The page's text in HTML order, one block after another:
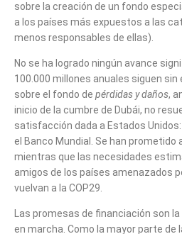
sobre la creación de un fondo
a los países más expuestos a las
menos responsables de ellas).
No se ha logrado ningún avance
100.000 millones anuales siguen
sobre el fondo de pérdidas y daños,
inicio de la cumbre de Dubái, no
satisfacción dada a Estados
el Banco Mundial. Se han
mientras que las necesidades
amigos de los países amenazados
vuelvan a la COP29.
Las promesas de financiación son
en marcha. Como la mayor parte